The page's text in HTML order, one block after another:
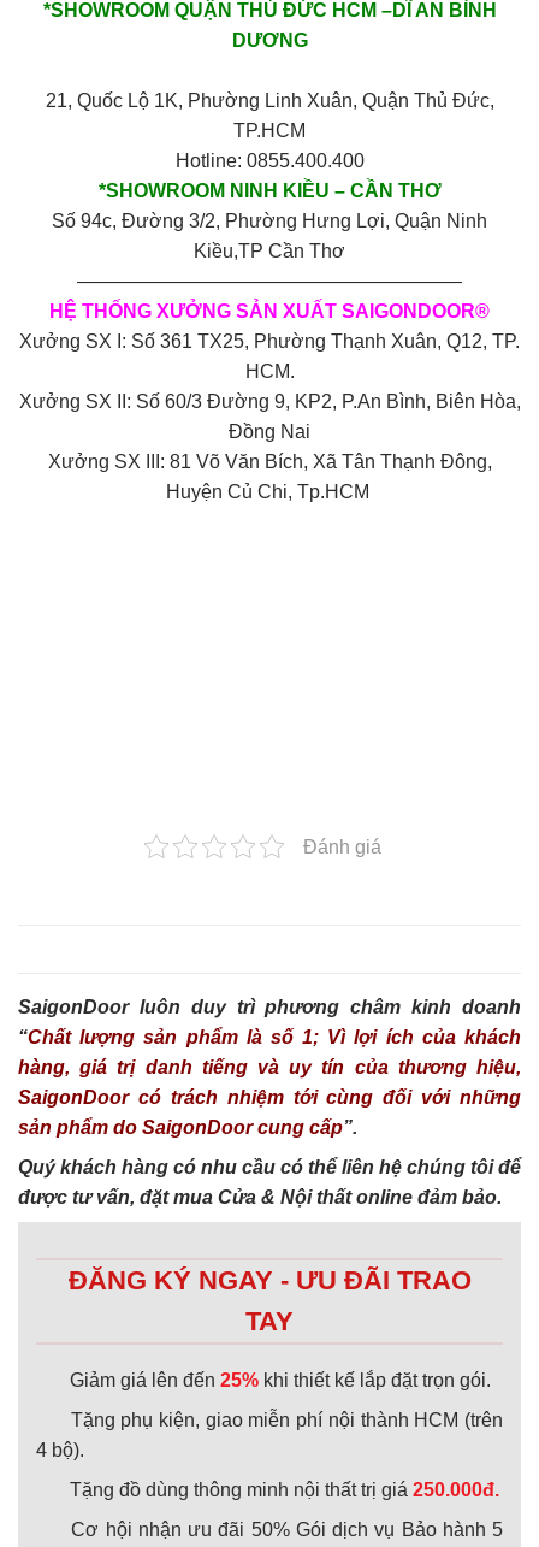
*SHOWROOM QUẬN THỦ ĐỨC HCM –DĨ AN BÌNH
DƯƠNG
21, Quốc Lộ 1K, Phường Linh Xuân, Quận Thủ Đức,
TP.HCM
Hotline: 0855.400.400
*SHOWROOM NINH KIỀU – CẦN THƠ
Số 94c, Đường 3/2, Phường Hưng Lợi, Quận Ninh
Kiều,TP Cần Thơ
————————————————————
HỆ THỐNG XƯỞNG SẢN XUẤT SAIGONDOOR®
Xưởng SX I: Số 361 TX25, Phường Thạnh Xuân, Q12, TP.
HCM.
Xưởng SX II: Số 60/3 Đường 9, KP2, P.An Bình, Biên Hòa,
Đồng Nai
Xưởng SX III: 81 Võ Văn Bích, Xã Tân Thạnh Đông,
Huyện Củ Chi, Tp.HCM
Đánh giá
SaigonDoor luôn duy trì phương châm kinh doanh
“Chất lượng sản phẩm là số 1; Vì lợi ích của khách
hàng, giá trị danh tiếng và uy tín của thương hiệu,
SaigonDoor có trách nhiệm tới cùng đối với những
sản phẩm do SaigonDoor cung cấp”.
Quý khách hàng có nhu cầu có thể liên hệ chúng tôi để
được tư vấn, đặt mua Cửa & Nội thất online đảm bảo.
ĐĂNG KÝ NGAY - ƯU ĐÃI TRAO
TAY
Giảm giá lên đến 25% khi thiết kế lắp đặt trọn gói.
Tặng phụ kiện, giao miễn phí nội thành HCM (trên
4 bộ).
Tặng đồ dùng thông minh nội thất trị giá 250.000đ.
Cơ hội nhận ưu đãi 50% Gói dịch vụ Bảo hành 5